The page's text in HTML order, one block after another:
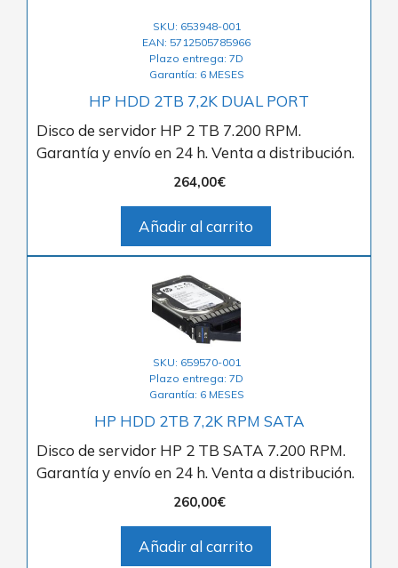
SKU: 653948-001
EAN: 5712505785966
Plazo entrega: 7D
Garantía: 6 MESES
HP HDD 2TB 7,2K DUAL PORT
Disco de servidor HP 2 TB 7.200 RPM.
Garantía y envío en 24 h. Venta a distribución.
264,00€
Añadir al carrito
SKU: 659570-001
Plazo entrega: 7D
Garantía: 6 MESES
HP HDD 2TB 7,2K RPM SATA
Disco de servidor HP 2 TB SATA 7.200 RPM.
Garantía y envío en 24 h. Venta a distribución.
260,00€
Añadir al carrito